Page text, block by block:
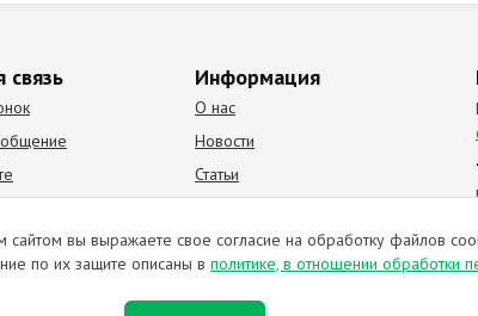
связь Информация
О нас
Новости
Статьи
сайтом вы выражаете свое согласие на обработку файлов
по их защите описаны в политике, в отношении обработки